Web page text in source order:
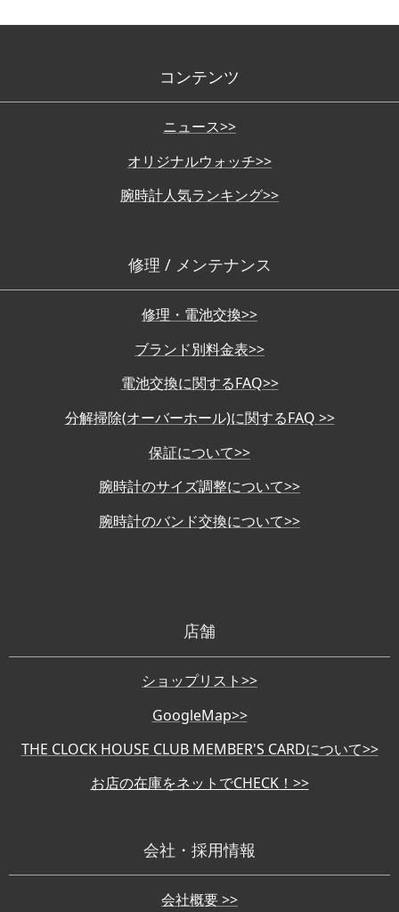
コンテンツ
ニュース>>
オリジナルウォッチ>>
腕時計人気ランキング>>
修理 / メンテナンス
修理・電池交換>>
ブランド別料金表>>
電池交換に関するFAQ>>
分解掃除(オーバーホール)に関するFAQ >>
保証について>>
腕時計のサイズ調整について>>
腕時計のバンド交換について>>
店舗
ショップリスト>>
GoogleMap>>
THE CLOCK HOUSE CLUB MEMBER'S CARDについて>>
お店の在庫をネットでCHECK！>>
会社・採用情報
会社概要 >>